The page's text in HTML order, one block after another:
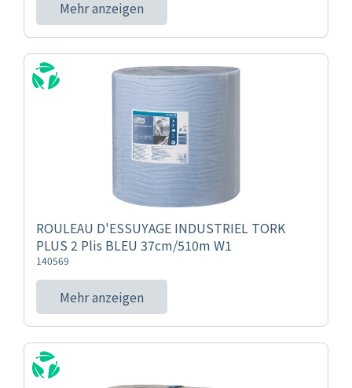
Mehr anzeigen
ROULEAU D'ESSUYAGE INDUSTRIEL TORK
PLUS 2 Plis BLEU 37cm/510m W1
140569
Mehr anzeigen